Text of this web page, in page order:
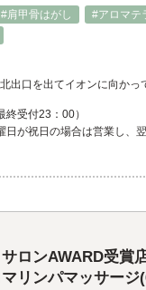
#肩甲骨はがし
#アロマテ
北出口を出てイオンに向か
受付23：00）
が祝日の場合は営業し、翌
サロンAWARD受賞
リンパマッサージ